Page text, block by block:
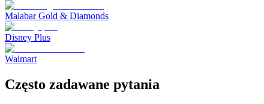
Malabar Gold & Diamonds
Disney Plus
Walmart
Często zadawane pytania